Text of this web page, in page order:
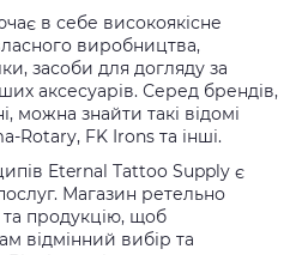
в себе високоякісне
виробництва,
засоби для догляду за
аксесуарів. Серед брендів,
можна знайти такі відомі
Rotary, FK Irons та інші.
Eternal Tattoo Supply є
Магазин ретельно
та продукцію, щоб
відмінний вибір та